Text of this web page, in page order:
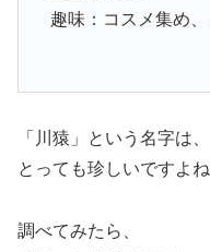
趣味：コスメ集め
「川猿」という名字は
とっても珍しいですよね
調べてみたら、